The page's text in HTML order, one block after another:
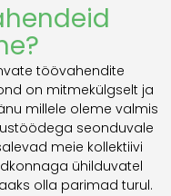
töövahendite
on mitmekülgselt ja
millele oleme valmis
seonduvale
meie kollektiivi
ühilduvatel
olla parimad turul.